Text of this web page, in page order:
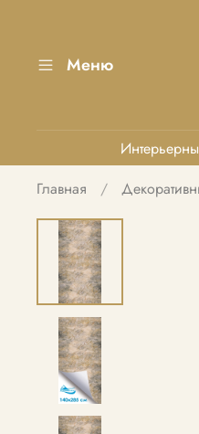
Меню
Главная